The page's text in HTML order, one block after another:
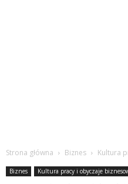
Strona główna Biznes Kultura
Biznes Kultura pracy i obyczaje